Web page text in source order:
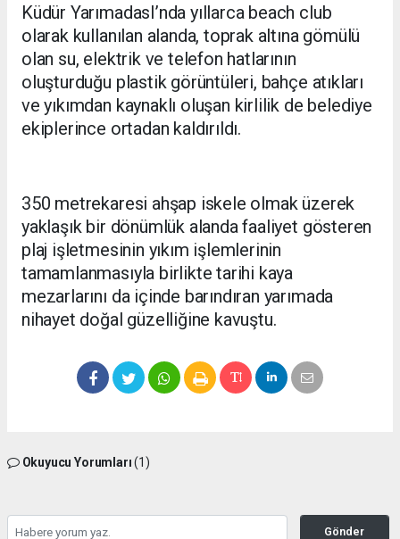
Küdür YarımadasI’nda yıllarca beach club
olarak kullanılan alanda, toprak altına gömülü
olan su, elektrik ve telefon hatlarının
oluşturduğu plastik görüntüleri, bahçe atıkları
ve yıkımdan kaynaklı oluşan kirlilik de belediye
ekiplerince ortadan kaldırıldı.
350 metrekaresi ahşap iskele olmak üzerek
yaklaşık bir dönümlük alanda faaliyet gösteren
plaj işletmesinin yıkım işlemlerinin
tamamlanmasıyla birlikte tarihi kaya
mezarlarını da içinde barındıran yarımada
nihayet doğal güzelliğine kavuştu.
Okuyucu Yorumları(1)
Gönder